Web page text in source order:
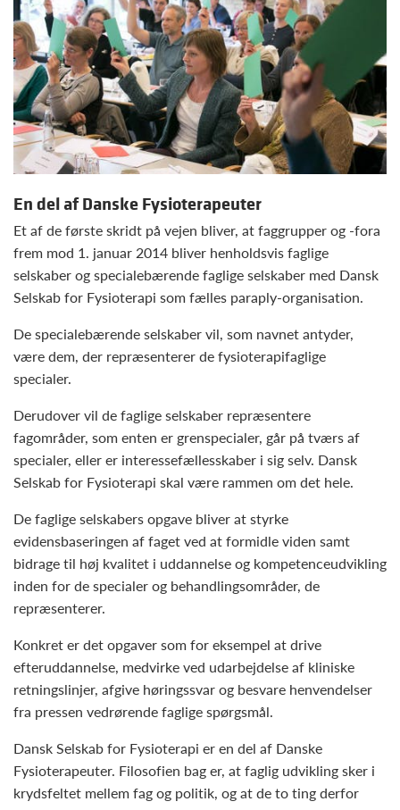
En del af Danske Fysioterapeuter
Et af de første skridt på vejen bliver, at faggrupper og -fora
frem mod 1. januar 2014 bliver henholdsvis faglige
selskaber og specialebærende faglige selskaber med Dansk
Selskab for Fysioterapi som fælles paraply-organisation.
De specialebærende selskaber vil, som navnet antyder,
være dem, der repræsenterer de fysioterapifaglige
specialer.
Derudover vil de faglige selskaber repræsentere
fagområder, som enten er grenspecialer, går på tværs af
specialer, eller er interessefællesskaber i sig selv. Dansk
Selskab for Fysioterapi skal være rammen om det hele.
De faglige selskabers opgave bliver at styrke
evidensbaseringen af faget ved at formidle viden samt
bidrage til høj kvalitet i uddannelse og kompetenceudvikling
inden for de specialer og behandlingsområder, de
repræsenterer.
Konkret er det opgaver som for eksempel at drive
efteruddannelse, medvirke ved udarbejdelse af kliniske
retningslinjer, afgive høringssvar og besvare henvendelser
fra pressen vedrørende faglige spørgsmål.
Dansk Selskab for Fysioterapi er en del af Danske
Fysioterapeuter. Filosofien bag er, at faglig udvikling sker i
krydsfeltet mellem fag og politik, og at de to ting derfor